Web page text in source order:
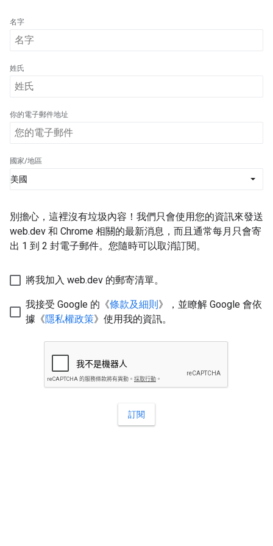
名字
姓氏
你的電子郵件地址
國家/地區
別擔心，這裡沒有垃圾內容！我們只會使用您的資訊來發送
web.dev 和 Chrome 相關的最新消息，而且通常每月只會寄
出 1 到 2 封電子郵件。您隨時可以取消訂閱。
將我加入 web.dev 的郵寄清單。
我接受 Google 的《條款及細則》，並瞭解 Google 會依
據《隱私權政策》使用我的資訊。
訂閱